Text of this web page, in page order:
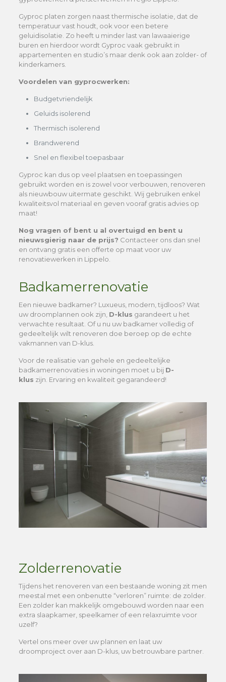
Gyproc platen zorgen naast thermische isolatie, dat de
temperatuur vast houdt, ook voor een betere
geluidisolatie. Zo heeft u minder last van lawaaierige
buren en hierdoor wordt Gyproc vaak gebruikt in
appartementen en studio’s maar denk ook aan zolder- of
kinderkamers.
Voordelen van gyprocwerken:
Budgetvriendelijk
Geluids isolerend
Thermisch isolerend
Brandwerend
Snel en flexibel toepasbaar
Gyproc kan dus op veel plaatsen en toepassingen
gebruikt worden en is zowel voor verbouwen, renoveren
als nieuwbouw uitermate geschikt. Wij gebruiken enkel
kwaliteitsvol materiaal en geven vooraf gratis advies op
maat!
Nog vragen of bent u al overtuigd en bent u
nieuwsgierig naar de prijs? Contacteer ons dan snel
en ontvang gratis een offerte op maat voor uw
renovatiewerken in Lippelo.
Badkamerrenovatie
Een nieuwe badkamer? Luxueus, modern, tijdloos? Wat
uw droomplannen ook zijn, D-klus garandeert u het
verwachte resultaat. Of u nu uw badkamer volledig of
gedeeltelijk wilt renoveren doe beroep op de echte
vakmannen van D-klus.
Voor de realisatie van gehele en gedeeltelijke
badkamerrenovaties in woningen moet u bij D-
klus zijn. Ervaring en kwaliteit gegarandeerd!
Zolderrenovatie
Tijdens het renoveren van een bestaande woning zit men
meestal met een onbenutte “verloren” ruimte: de zolder.
Een zolder kan makkelijk omgebouwd worden naar een
extra slaapkamer, speelkamer of een relaxruimte voor
uzelf?
Vertel ons meer over uw plannen en laat uw
droomproject over aan D-klus, uw betrouwbare partner.